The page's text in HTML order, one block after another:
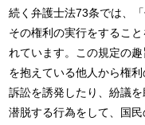
続く弁護士法73条では、
その権利の実行をするこ
れています。この規定の
を抱えている他人から権
訴訟を誘発したり、紛議
潜脱する行為をして、国